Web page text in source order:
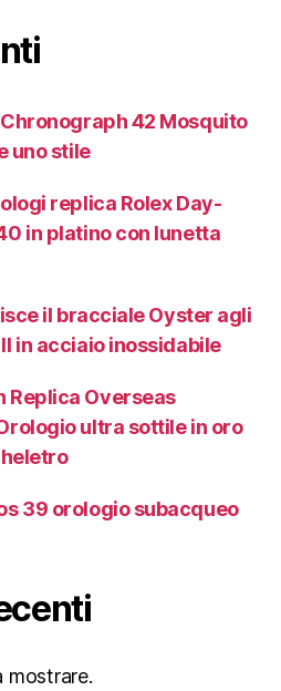
42 Mosquito
uno stile
replica Rolex Day-
in platino con lunetta
il bracciale Oyster agli
in acciaio inossidabile
Replica Overseas
ultra sottile in oro
39 orologio subacqueo
mostrare.